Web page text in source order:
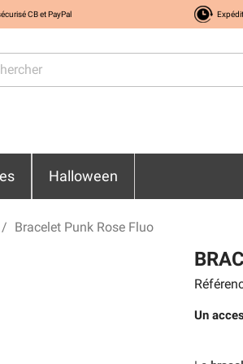
CB et PayPal
Halloween
Bracelet Punk Rose Fluo
Un